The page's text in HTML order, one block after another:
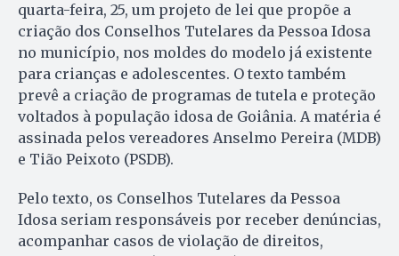
quarta-feira, 25, um projeto de lei que propõe a
criação dos Conselhos Tutelares da Pessoa Idosa
no município, nos moldes do modelo já existente
para crianças e adolescentes. O texto também
prevê a criação de programas de tutela e proteção
voltados à população idosa de Goiânia. A matéria é
assinada pelos vereadores Anselmo Pereira (MDB)
e Tião Peixoto (PSDB).
Pelo texto, os Conselhos Tutelares da Pessoa
Idosa seriam responsáveis por receber denúncias,
acompanhar casos de violação de direitos,